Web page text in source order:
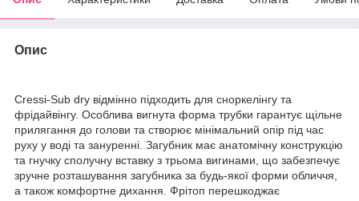
Опис
Cressi-Sub dry відмінно підходить для сноркелінгу та
фрідайвінгу. Особлива вигнута форма трубки гарантує щільне
прилягання до голови та створює мінімальний опір під час
руху у воді та зануренні. Загубник має анатомічну конструкцію
та гнучку сполучну вставку з трьома вигинами, що забезпечує
зручне розташування загубника за будь-якої форми обличчя,
а також комфортне дихання. Фрітоп перешкоджає